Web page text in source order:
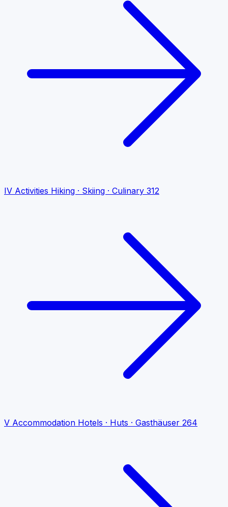
IV Activities Hiking · Skiing · Culinary 312
V Accommodation Hotels · Huts · Gasthäuser 264